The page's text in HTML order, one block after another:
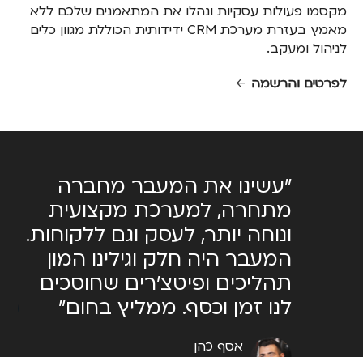
מקסמו פעולות עסקיות ונהלו את המתאמנים שלכם ללא
מאמץ בעזרת מערכת CRM ידידותית הכוללת מגוון כלים
לניהול ומעקב.
לפרטים והרשמה
"עשינו את המעבר מחברה
מתחרה, למערכת מקצועית
ונוחה יותר, לעסק וגם ללקוחות.
המעבר היה חלק וגילינו המון
תהליכים ופיטצ׳רים שחוסכים
לנו זמן וכסף. ממליץ בחום"
אסף כהן